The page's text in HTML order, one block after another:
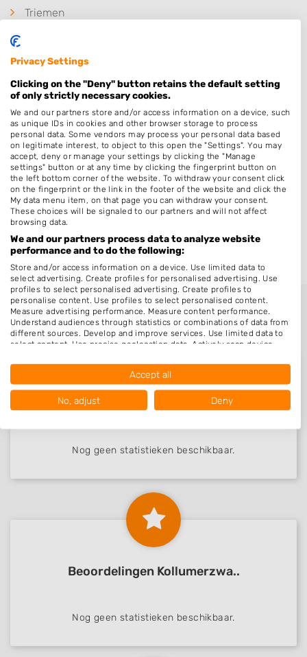
Triemen
Zwagerbosch
De Westereen
Westergeest
Twijzelerheide
Twijzel
Oudwoude
Driezum
De Falom
Buitenpost
Nieuw in Kollumerzwa..
Nog geen statistieken beschikbaar.
Beoordelingen Kollumerzwa..
Nog geen statistieken beschikbaar.
Privacy Settings
Clicking on the "Deny" button retains the default setting
of only strictly necessary cookies.
We and our partners store and/or access information on a device, such
as unique IDs in cookies and other browser storage to process
personal data. Some vendors may process your personal data based
on legitimate interest, to object to this open the "Settings". You may
accept, deny or manage your settings by clicking the "Manage
settings" button or at any time by clicking the fingerprint button on
the left bottom corner of the website. To withdraw your consent click
on the fingerprint or the link in the footer of the website and click the
My data menu item, on that page you can withdraw your consent.
These choices will be signaled to our partners and will not affect
browsing data.
We and our partners process data to analyze website
performance and to do the following:
Store and/or access information on a device. Use limited data to
select advertising. Create profiles for personalised advertising. Use
profiles to select personalised advertising. Create profiles to
personalise content. Use profiles to select personalised content.
Measure advertising performance. Measure content performance.
Understand audiences through statistics or combinations of data from
different sources. Develop and improve services. Use limited data to
select content. Use precise geolocation data. Actively scan device
Data may be shared outside of the European Union and send to the
Your consent and the cookie policy applies solely to this website/app.
View Partner List (1016 IAB Vendors)
We use your data for the following purposes:
IAB processing purposes:
Use limited data to select advertising
Create profiles for personalised advertising
Use profiles to select personalised
Use profiles to select personalised content
Measure advertising performance
Accept all
No, adjust Deny